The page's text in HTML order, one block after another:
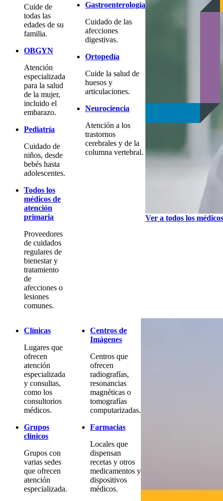
Cuide de
todas las
edades de su
familia.
OBGYN
Atención
especializada
para la salud
de la mujer,
incluido el
embarazo.
Pediatría
Cuidado de
niños, desde
bebés hasta
adolescentes.
Todos los
médicos de
atención
primaria
Proveedores
de cuidados
regulares de
bienestar y
tratamiento
de
afecciones o
lesiones
comunes.
Gastroenterología
Cuidado de las
afecciones
digestivas.
Ortopedía
Cuide la salud de
huesos y
articulaciones.
Neurociencia
Atención a los
trastornos
cerebrales y de la
columna vertebral.
Ver a todos los médicos
Clínicas
Lugares que
ofrecen
atención
especializada
y consultas,
como los
consultorios
médicos.
Grupos
clínicos
Grupos con
varias sedes
que ofrecen
atención
especializada.
Centros de
Imágenes
Centros que
ofrecen
radiografías,
resonancias
magnéticas o
tomografías
computarizadas.
Farmacias
Locales que
dispensan
recetas y otros
medicamentos y
dispositivos
médicos.